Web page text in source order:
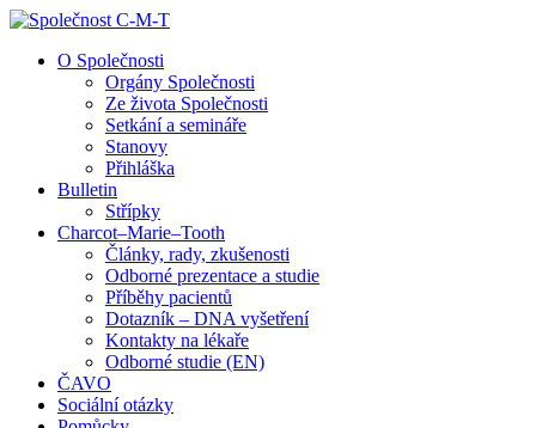
↓
O Společnosti
Orgány Společnosti
Ze života Společnosti
Setkání a semináře
Stanovy
Přihláška
Bulletin
Střípky
Charcot–Marie–Tooth
Články, rady, zkušenosti
Odborné prezentace a studie
Příběhy pacientů
Dotazník – DNA vyšetření
Kontakty na lékaře
Odborné studie (EN)
ČAVO
Sociální otázky